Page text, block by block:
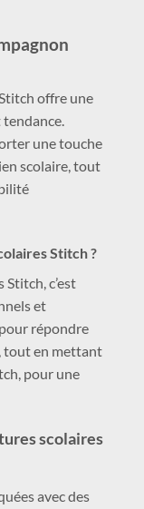
offre une
tendance.
une touche
scolaire, tout
Stitch ?
c’est
et
répondre
tout en mettant
pour une
scolaires
avec des